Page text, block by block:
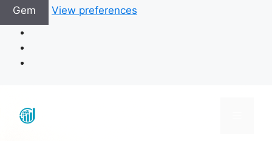
Gem View preferences